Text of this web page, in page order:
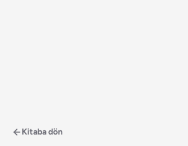
Kitaba dön